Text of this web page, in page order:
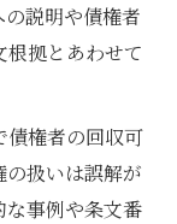
説明や債権者
拠とあわせて
債権者の回収可
扱いは誤解が
事例や条文番